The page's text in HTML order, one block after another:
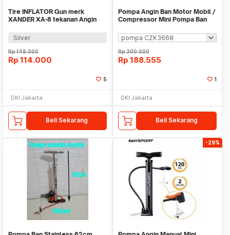
Tire INFLATOR Gun merk
XANDER XA-8 tekanan Angin
Silver
Rp148.000
Rp 114.000
5
DKI Jakarta
Beli Sekarang
Pompa Angin Ban Motor Mobil /
Compressor Mini Pompa Ban
Rp300.000
Rp 188.555
1
DKI Jakarta
Beli Sekarang
-29%